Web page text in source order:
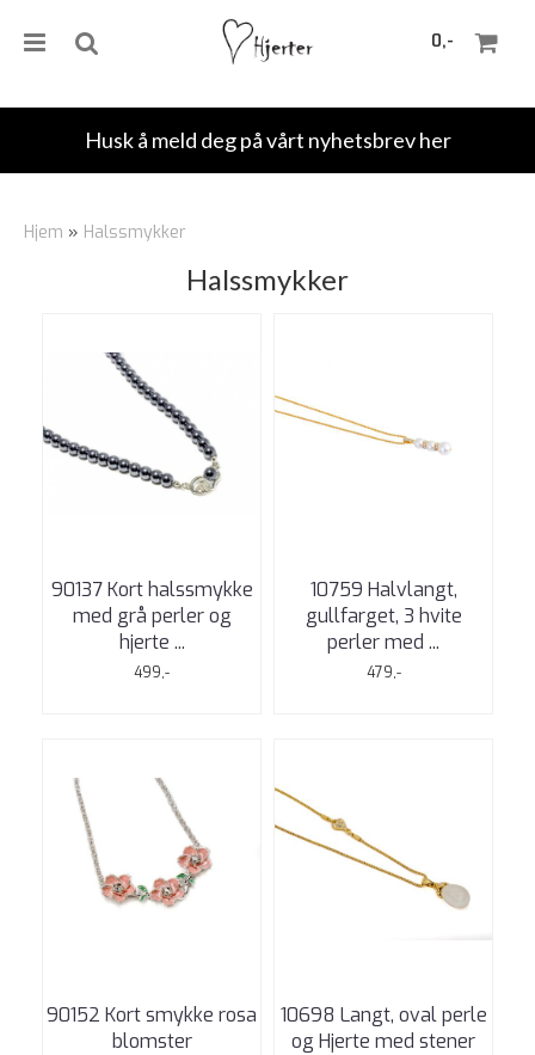
0,-
Husk å meld deg på vårt nyhetsbrev her
Hjem » Halssmykker
Halssmykker
90137 Kort halssmykke
med grå perler og
hjerte ...
499,-
10759 Halvlangt,
gullfarget, 3 hvite
perler med ...
479,-
90152 Kort smykke rosa
blomster
10698 Langt, oval perle
og Hjerte med stener